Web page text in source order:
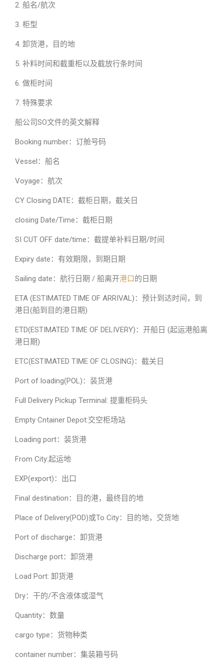
2. 船名/航次
3. 柜型
4. 卸货港，目的地
5. 补料时间和截重柜以及截放行条时间
6. 做柜时间
7. 特殊要求
船公司SO文件的英文解释
Booking number：订舱号码
Vessel：船名
Voyage：航次
CY Closing DATE：截柜日期，截关日
closing Date/Time：截柜日期
SI CUT OFF date/time：截提单补料日期/时间
Expiry date：有效期限，到期日期
Sailing date：航行日期 / 船离开港口的日期
ETA (ESTIMATED TIME OF ARRIVAL)：预计到达时间，到
港日(船到目的港日期)
ETD(ESTIMATED TIME OF DELIVERY)：开船日 (起运港船离
港日期)
ETC(ESTIMATED TIME OF CLOSING)：截关日
Port of loading(POL)：装货港
Full Delivery Pickup Terminal: 提重柜码头
Empty Cntainer Depot:交空柜场站
Loading port：装货港
From City:起运地
EXP(export)：出口
Final destination：目的港，最终目的地
Place of Delivery(POD)或To City：目的地，交货地
Port of discharge：卸货港
Discharge port：卸货港
Load Port: 卸货港
Dry：干的/不含液体或湿气
Quantity：数量
cargo type：货物种类
container number：集装箱号码